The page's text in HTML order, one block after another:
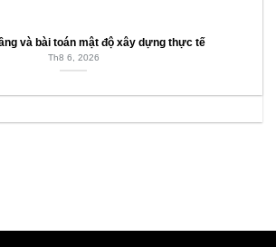
và bài toán mật độ xây dựng thực tế
Th8 6, 2026